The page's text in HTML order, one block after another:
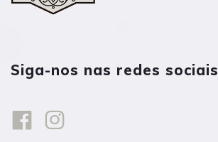
Siga-nos nas redes sociais